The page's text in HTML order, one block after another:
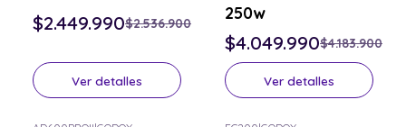
$2.449.990$2.536.900
Ver detalles
250w
$4.049.990$4.183.900
Ver detalles